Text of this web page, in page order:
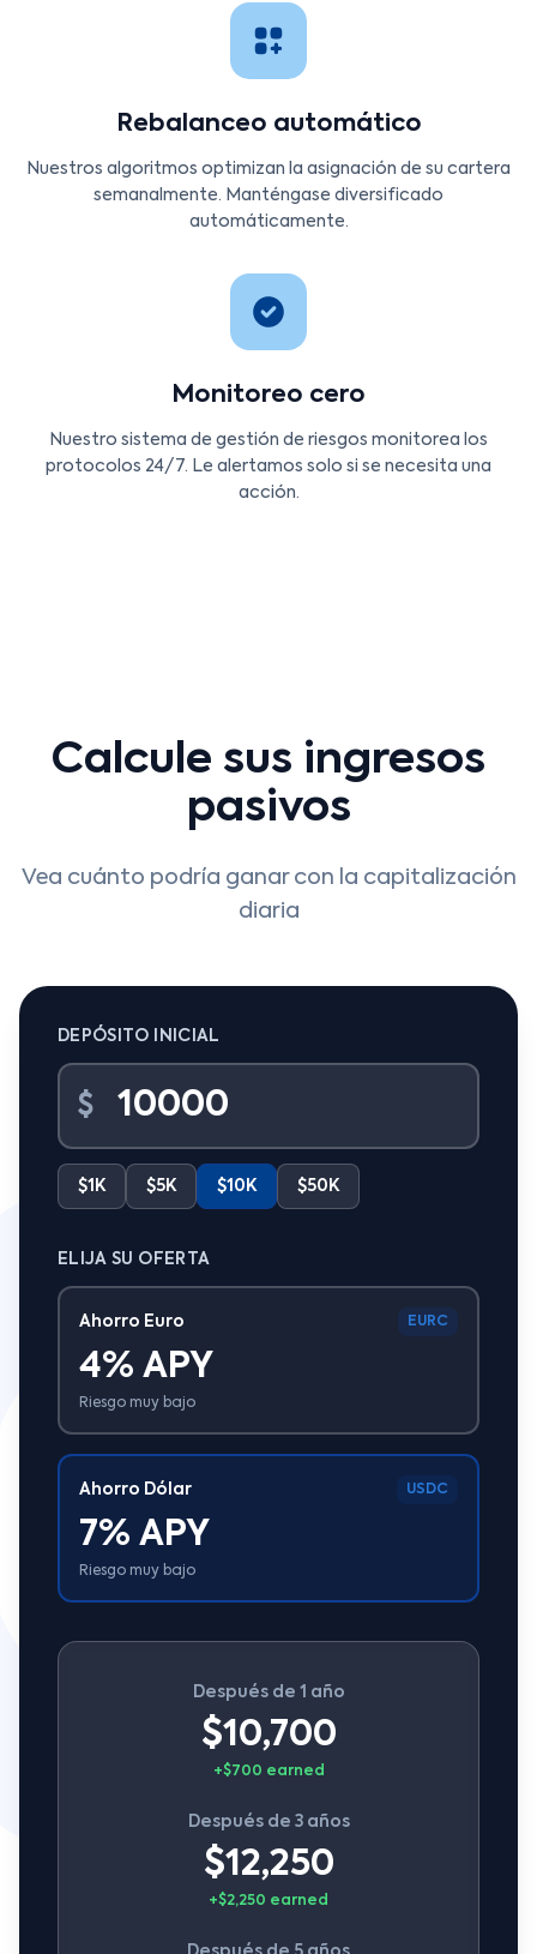
Rebalanceo automático
Nuestros algoritmos optimizan la asignación de su cartera
semanalmente. Manténgase diversificado
automáticamente.
Monitoreo cero
Nuestro sistema de gestión de riesgos monitorea los
protocolos 24/7. Le alertamos solo si se necesita una
acción.
Calcule sus ingresos
pasivos
Vea cuánto podría ganar con la capitalización
diaria
DEPÓSITO INICIAL
$
$1K $5K $10K $50K
ELIJA SU OFERTA
Ahorro Euro EURC
4% APY
Riesgo muy bajo
Ahorro Dólar USDC
7% APY
Riesgo muy bajo
Después de 1 año
$10,700
+$700 earned
Después de 3 años
$12,250
+$2,250 earned